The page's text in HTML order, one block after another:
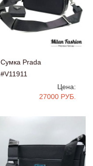
Сумка Prada
#V11911
Цена:
27000 РУБ.